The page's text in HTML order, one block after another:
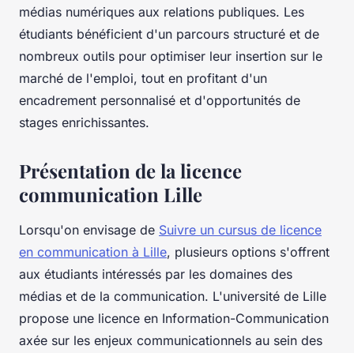
médias numériques aux relations publiques. Les
étudiants bénéficient d'un parcours structuré et de
nombreux outils pour optimiser leur insertion sur le
marché de l'emploi, tout en profitant d'un
encadrement personnalisé et d'opportunités de
stages enrichissantes.
Présentation de la licence
communication Lille
Lorsqu'on envisage de Suivre un cursus de licence
en communication à Lille, plusieurs options s'offrent
aux étudiants intéressés par les domaines des
médias et de la communication. L'université de Lille
propose une licence en Information-Communication
axée sur les enjeux communicationnels au sein des